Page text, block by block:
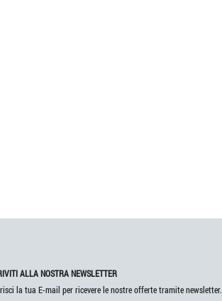
ALLA NOSTRA NEWSLETTER
la tua E-mail per ricevere le nostre offerte tramite newsletter.